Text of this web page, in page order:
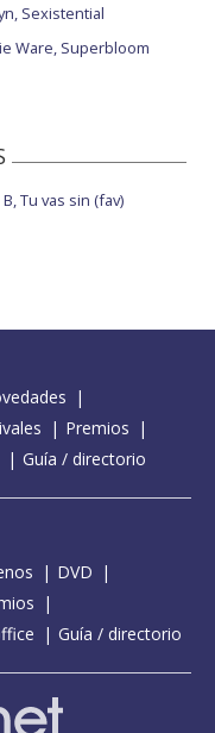
Sexistential
Ware, Superbloom
Tu vas sin (fav)
Premios
Guía / directorio
DVD
Guía / directorio